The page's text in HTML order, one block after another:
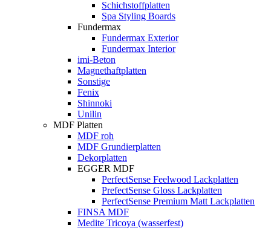
Schichstoffplatten
Spa Styling Boards
Fundermax
Fundermax Exterior
Fundermax Interior
imi-Beton
Magnethaftplatten
Sonstige
Fenix
Shinnoki
Unilin
MDF Platten
MDF roh
MDF Grundierplatten
Dekorplatten
EGGER MDF
PerfectSense Feelwood Lackplatten
PrefectSense Gloss Lackplatten
PerfectSense Premium Matt Lackplatten
FINSA MDF
Medite Tricoya (wasserfest)